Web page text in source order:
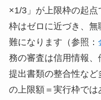
×1/3」が上限枠の起
枠はゼロに近づき、
難になります（参照：
務の審査は信用情報、
提出書類の整合性な
の上限額＝実行枠で